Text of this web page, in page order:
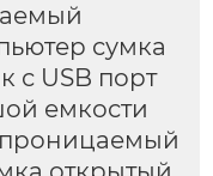
сумка
с USB порт
емкости